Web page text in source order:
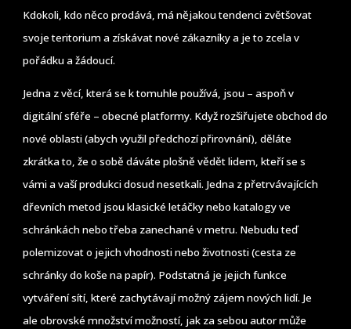
Kdokoli, kdo něco prodává, má nějakou tendenci zvětšovat
svoje teritorium a získávat nové zákazníky a je to zcela v
pořádku a žádoucí.
Jedna z věcí, která se k tomuhle používá, jsou – aspoň v
digitální sféře – obecné platformy. Když rozšiřujete obchod do
nové oblasti (abych využil předchozí přirovnání), děláte
zkrátka to, že o sobě dáváte plošně vědět lidem, kteří se s
vámi a vaší produkci dosud nesetkali. Jedna z přetrvávajících
dřevních metod jsou klasické letáčky nebo katalogy ve
schránkách nebo třeba zanechané v metru. Nebudu teď
polemizovat o jejich vhodnosti nebo životnosti (cesta ze
schránky do koše na papír). Podstatná je jejich funkce
vytváření sítí, které zachytávají možný zájem nových lidí. Je
ale obrovské množství možností, jak za sebou autor může